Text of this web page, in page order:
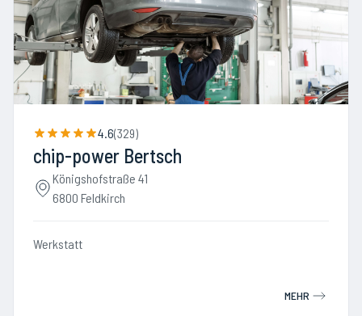
4.6(329)
chip-power Bertsch
Königshofstraße 41
6800 Feldkirch
Werkstatt
MEHR